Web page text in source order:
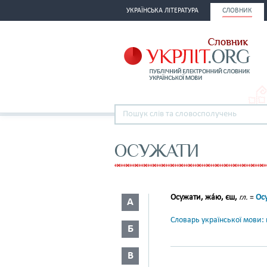
УКРАЇНСЬКА ЛІТЕРАТУРА СЛОВНИК
ОСУЖАТИ
А
Б
В
Осужати, жа́ю, єш, гл. =
Словарь української